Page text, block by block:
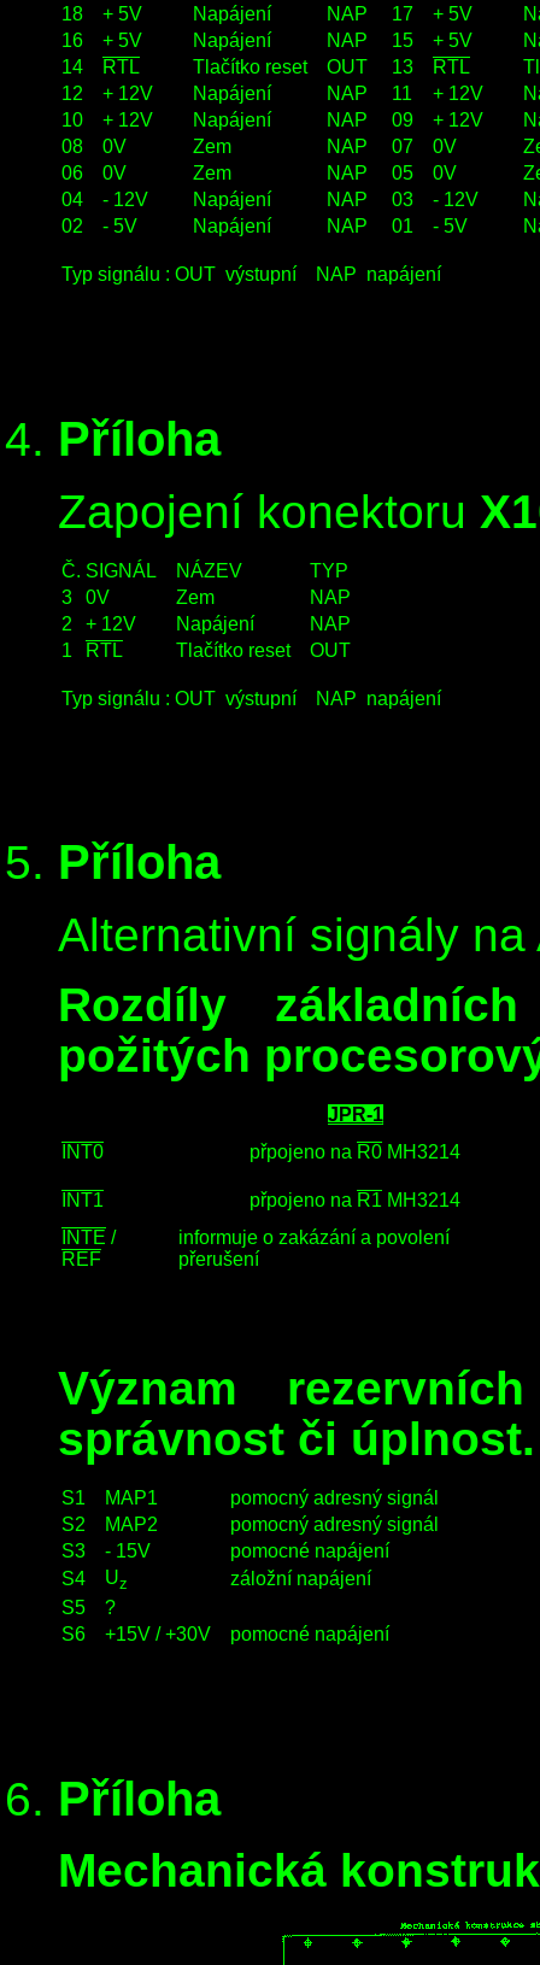
18
+ 5V Napájení NAP 17 + 5V
16
+ 5V Napájení NAP 15 + 5V
14
RTL Tlačítko reset OUT 13 RTL
12
+ 12V Napájení NAP 11 + 12V
10
+ 12V Napájení NAP 09 + 12V
08
0V Zem NAP 07 0V
06
0V Zem NAP 05 0V
04
- 12V Napájení NAP 03 - 12V
02
- 5V Napájení NAP 01 - 5V
Typ signálu : OUT výstupní NAP napájení
Příloha
Zapojení konektoru
Č. SIGNÁL NÁZEV
TYP
3
0V Zem
NAP
2
+ 12V Napájení
NAP
1
RTL Tlačítko reset OUT
Typ signálu : OUT výstupní NAP napájení
Příloha
Alternativní signály na
Rozdíly
požitých
JPR-1
INT0
přpojeno na R0 MH3214
INT1 přpojeno na R1 MH3214
INTE /
REF
informuje o zakázání a povolení
přerušení
Význam
správnost či úplnost.
S1 MAP1
pomocný adresný signál
S2
MAP2
pomocný adresný signál
S3
- 15V
pomocné napájení
S4
Uz
záložní napájení
S5
?
S6
+15V / +30V pomocné napájení
Příloha
Mechanická